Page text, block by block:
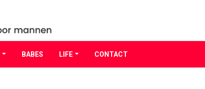
BABES LIFE CONTACT